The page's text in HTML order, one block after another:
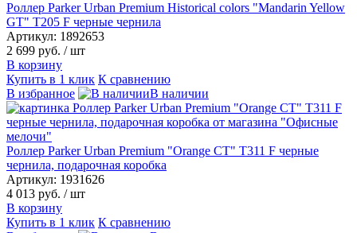
Роллер Parker Urban Premium Historical colors "Mandarin Yellow
GT" T205 F черные чернила
Артикул: 1892653
2 699 руб. / шт
В корзину
Купить в 1 клик К сравнению
В избранное
В наличии
Роллер Parker Urban Premium "Orange CT" T311 F черные
чернила, подарочная коробка
Артикул: 1931626
4 013 руб. / шт
В корзину
Купить в 1 клик К сравнению